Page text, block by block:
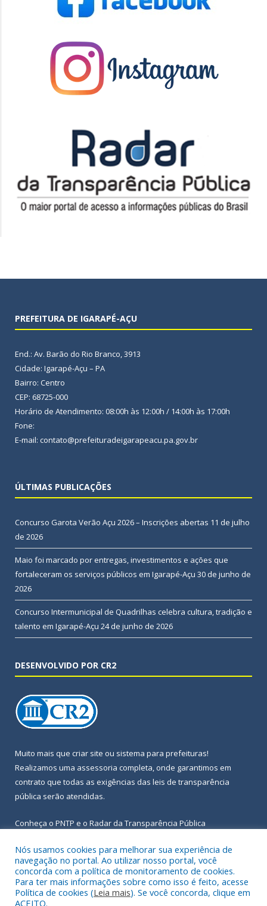
PREFEITURA DE IGARAPÉ-AÇU
End.: Av. Barão do Rio Branco, 3913
Cidade: Igarapé-Açu – PA
Bairro: Centro
CEP: 68725-000
Horário de Atendimento: 08:00h às 12:00h / 14:00h às 17:00h
Fone:
E-mail: contato@prefeituradeigarapeacu.pa.gov.br
ÚLTIMAS PUBLICAÇÕES
Concurso Garota Verão Açu 2026 – Inscrições abertas 11 de julho
de 2026
Maio foi marcado por entregas, investimentos e ações que
fortaleceram os serviços públicos em Igarapé-Açu 30 de junho de
2026
Concurso Intermunicipal de Quadrilhas celebra cultura, tradição e
talento em Igarapé-Açu 24 de junho de 2026
DESENVOLVIDO POR CR2
Muito mais que criar site ou sistema para prefeituras!
Realizamos uma assessoria completa, onde garantimos em
contrato que todas as exigências das leis de transparência
pública serão atendidas.
Conheça o PNTP e o Radar da Transparência Pública
Todos os direitos reservados a Prefeitura Municipal de Igarapé-
Açu.
Nós usamos cookies para melhorar sua experiência de
navegação no portal. Ao utilizar nosso portal, você
concorda com a política de monitoramento de cookies.
Para ter mais informações sobre como isso é feito, acesse
Política de cookies (Leia mais). Se você concorda, clique em
ACEITO.